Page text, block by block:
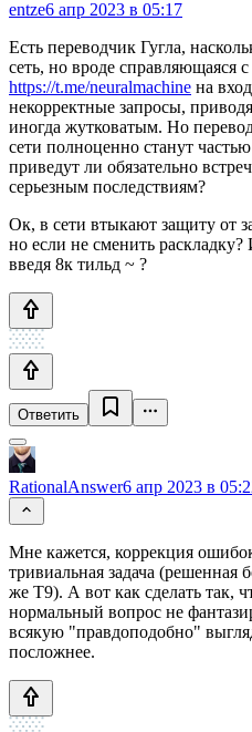
entze6 апр 2023 в 05:17
Есть переводчик Гугла,
сеть, но вроде справляющаяся
https://t.me/neuralmachine на
некорректные запросы,
иногда жутковатым. Но
сети полноценно станут
приведут ли обязательно
серьезным последствиям?
Ок, в сети втыкают защиту от
но если не сменить
введя 8к тильд ~ ?
Ответить
RationalAnswer6 апр 2023 в
Мне кажется, коррекция
тривиальная задача (решенная
же Т9). А вот как сделать так,
нормальный вопрос не
всякую "правдоподобно"
посложнее.